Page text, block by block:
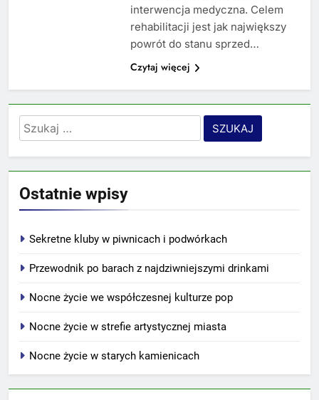
interwencja medyczna. Celem
rehabilitacji jest jak największy
powrót do stanu sprzed…
Czytaj więcej
Szukaj:
Ostatnie wpisy
Sekretne kluby w piwnicach i podwórkach
Przewodnik po barach z najdziwniejszymi drinkami
Nocne życie we współczesnej kulturze pop
Nocne życie w strefie artystycznej miasta
Nocne życie w starych kamienicach